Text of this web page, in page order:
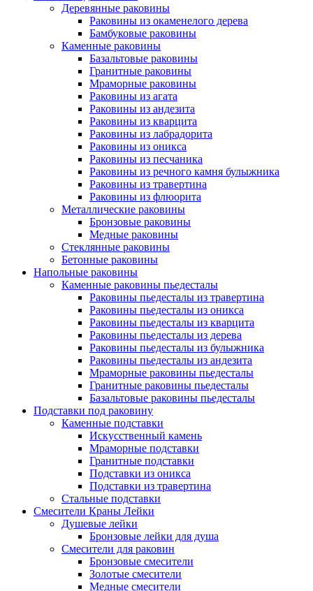
Деревянные раковины
Раковины из окаменелого дерева
Бамбуковые раковины
Каменные раковины
Базальтовые раковины
Гранитные раковины
Мраморные раковины
Раковины из агата
Раковины из андезита
Раковины из кварцита
Раковины из лабрадорита
Раковины из оникса
Раковины из песчаника
Раковины из речного камня булыжника
Раковины из травертина
Раковины из флюорита
Металлические раковины
Бронзовые раковины
Медные раковины
Стеклянные раковины
Бетонные раковины
Напольные раковины
Каменные раковины пьедесталы
Раковины пьедесталы из травертина
Раковины пьедесталы из оникса
Раковины пьедесталы из кварцита
Раковины пьедесталы из дерева
Раковины пьедесталы из булыжника
Раковины пьедесталы из андезита
Мраморные раковины пьедесталы
Гранитные раковины пьедесталы
Базальтовые раковины пьедесталы
Подставки под раковину
Каменные подставки
Искусственный камень
Мраморные подставки
Гранитные подставки
Подставки из оникса
Подставки из травертина
Стальные подставки
Смесители Краны Лейки
Душевые лейки
Бронзовые лейки для душа
Смесители для раковин
Бронзовые смесители
Золотые смесители
Медные смесители